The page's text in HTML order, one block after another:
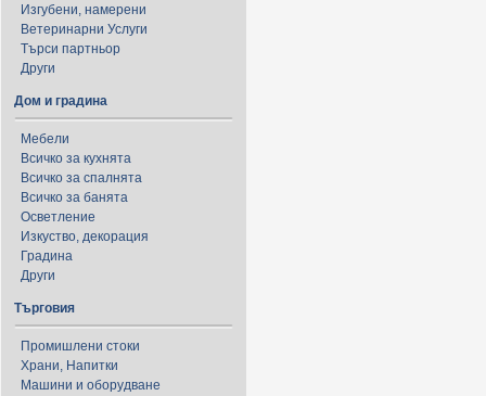
Изгубени, намерени
Ветеринарни Услуги
Търси партньор
Други
Дом и градина
Мебели
Всичко за кухнята
Всичко за спалнята
Всичко за банята
Осветление
Изкуство, декорация
Градина
Други
Търговия
Промишлени стоки
Храни, Напитки
Машини и оборудване